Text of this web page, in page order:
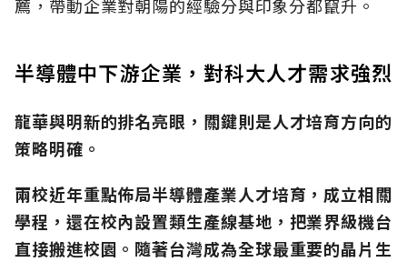
薦，帶動企業對朝陽的經驗分與印象分都竄升。
半導體中下游企業，對科大人才需求強烈
龍華與明新的排名亮眼，關鍵則是人才培育方向的
策略明確。
兩校近年重點佈局半導體產業人才培育，成立相關
學程，還在校內設置類生產線基地，把業界級機台
直接搬進校園。隨著台灣成為全球最重要的晶片生